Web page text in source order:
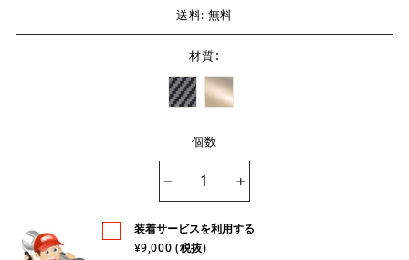
送料: 無料
材質:
個数
装着サービスを利用する
¥9,000 (税抜)